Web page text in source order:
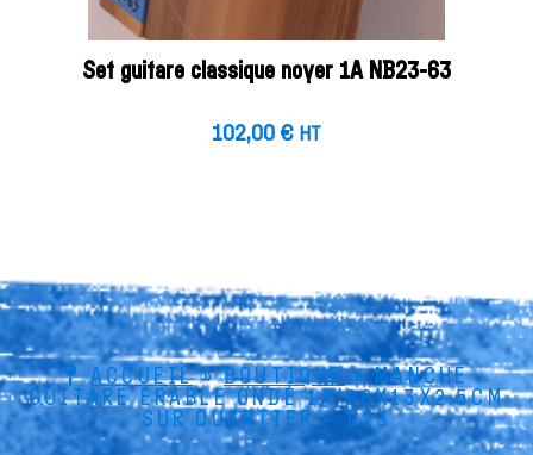
Set guitare classique noyer 1A NB23-63
102,00 € HT
ACCUEIL»BOUTIQUE»MANCHE
GUITARE ÉRABLE ONDÉ 1A 98X13X2.5CM
SUR QUARTIER – D23